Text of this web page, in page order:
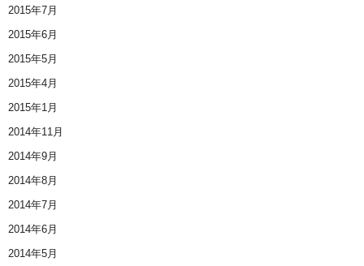
2015年7月
2015年6月
2015年5月
2015年4月
2015年1月
2014年11月
2014年9月
2014年8月
2014年7月
2014年6月
2014年5月